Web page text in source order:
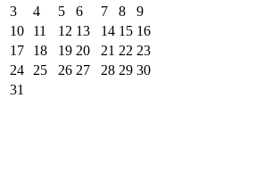
3
4 5 6 7 8
9
10
11 12 13 14 15 16
17
18 19 20 21 22 23
24
25 26 27 28 29 30
31